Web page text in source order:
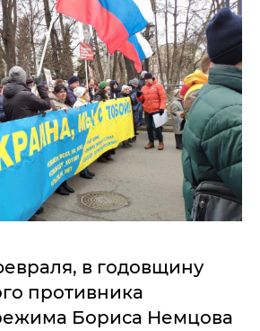
в годовщину
противника
Бориса Немцова